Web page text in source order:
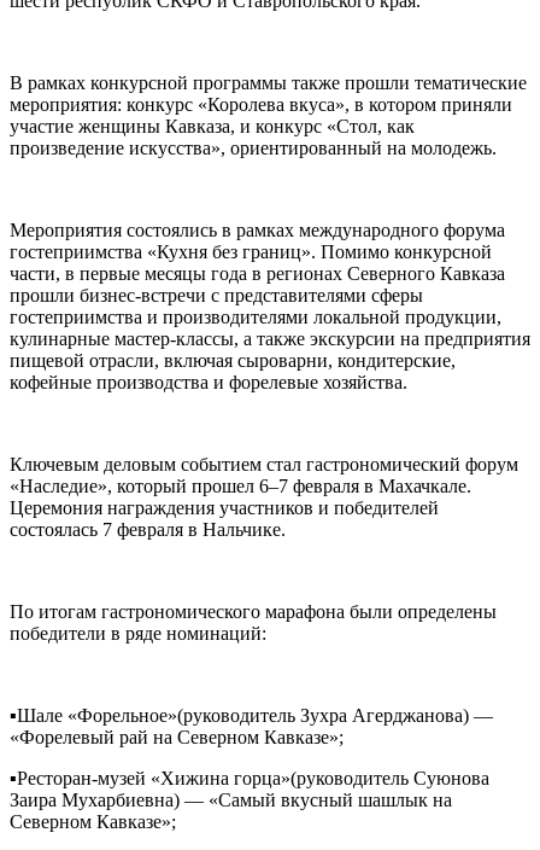
В рамках конкурсной программы также прошли тематические
мероприятия: конкурс «Королева вкуса», в котором приняли
участие женщины Кавказа, и конкурс «Стол, как
произведение искусства», ориентированный на молодежь.
Мероприятия состоялись в рамках международного форума
гостеприимства «Кухня без границ». Помимо конкурсной
части, в первые месяцы года в регионах Северного Кавказа
прошли бизнес-встречи с представителями сферы
гостеприимства и производителями локальной продукции,
кулинарные мастер-классы, а также экскурсии на предприятия
пищевой отрасли, включая сыроварни, кондитерские,
кофейные производства и форелевые хозяйства.
Ключевым деловым событием стал гастрономический форум
«Наследие», который прошел 6–7 февраля в Махачкале.
Церемония награждения участников и победителей
состоялась 7 февраля в Нальчике.
По итогам гастрономического марафона были определены
победители в ряде номинаций:
▪️Шале «Форельное»(руководитель Зухра Агерджанова) —
«Форелевый рай на Северном Кавказе»;
▪️Ресторан-музей «Хижина горца»(руководитель Суюнова
Заира Мухарбиевна) — «Самый вкусный шашлык на
Северном Кавказе»;